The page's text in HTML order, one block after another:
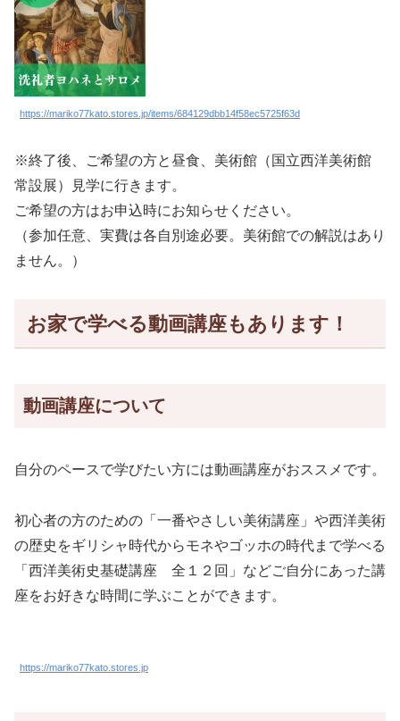
https://mariko77kato.stores.jp/items/684129dbb14f58ec5725f63d
※終了後、ご希望の方と昼食、美術館（国立西洋美術館
常設展）見学に行きます。
ご希望の方はお申込時にお知らせください。
（参加任意、実費は各自別途必要。美術館での解説はあり
ません。）
お家で学べる動画講座もあります！
動画講座について
自分のペースで学びたい方には動画講座がおススメです。
初心者の方のための「一番やさしい美術講座」や西洋美術
の歴史をギリシャ時代からモネやゴッホの時代まで学べる
「西洋美術史基礎講座 全１２回」などご自分にあった講
座をお好きな時間に学ぶことができます。
https://mariko77kato.stores.jp